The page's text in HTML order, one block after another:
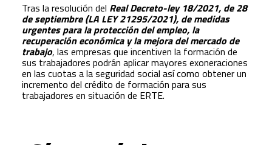
Tras la resolución del Real Decreto-ley 18/2021, de 28
de septiembre (LA LEY 21295/2021), de medidas
urgentes para la protección del empleo, la
recuperación económica y la mejora del mercado de
trabajo, las empresas que incentiven la formación de
sus trabajadores podrán aplicar mayores exoneraciones
en las cuotas a la seguridad social así como obtener un
incremento del crédito de formación para sus
trabajadores en situación de ERTE.